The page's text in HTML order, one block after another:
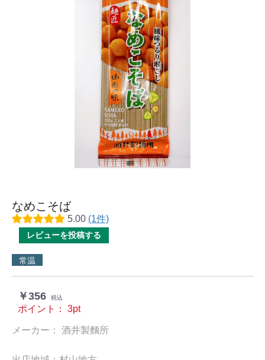
なめこそば
5.00 (1件)
レビューを投稿する
常温
￥356 税込
ポイント： 3pt
メーカー： 酒井製麵所